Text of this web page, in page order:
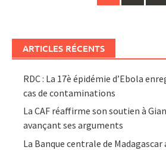
ARTICLES RÉCENTS
RDC : La 17è épidémie d’Ebola
cas de contaminations
La CAF réaffirme son soutien à
avançant ses arguments
La Banque centrale de Madagascar